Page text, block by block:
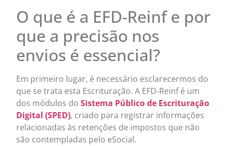
O que é a EFD-Reinf e por
que a precisão nos
envios é essencial?
Em primeiro lugar, é necessário esclarecermos do
que se trata esta Escrituração. A EFD-Reinf é um
dos módulos doSistema Público de Escrituração
Digital (SPED), criado para registrar informações
relacionadas às retenções de impostos que não
são contempladas pelo eSocial.